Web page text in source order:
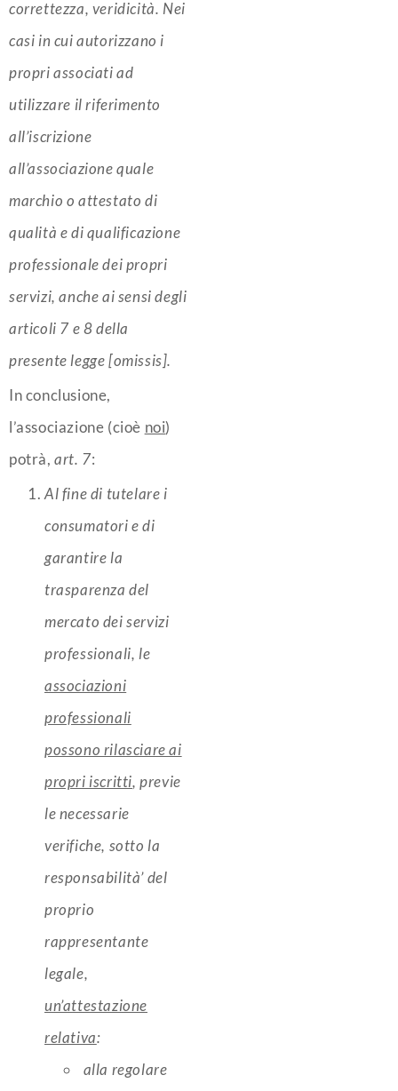
correttezza, veridicità. Nei
casi in cui autorizzano i
propri associati ad
utilizzare il riferimento
all’iscrizione
all’associazione quale
marchio o attestato di
qualità e di qualificazione
professionale dei propri
servizi, anche ai sensi degli
articoli 7 e 8 della
presente legge [omissis].
In conclusione,
l’associazione (cioè noi)
potrà,art. 7:
Al fine di tutelare i
consumatori e di
garantire la
trasparenza del
mercato dei servizi
professionali, le
associazioni
professionali
possono rilasciare ai
propri iscritti, previe
le necessarie
verifiche, sotto la
responsabilità’ del
proprio
rappresentante
legale,
un’attestazione
relativa:
alla regolare